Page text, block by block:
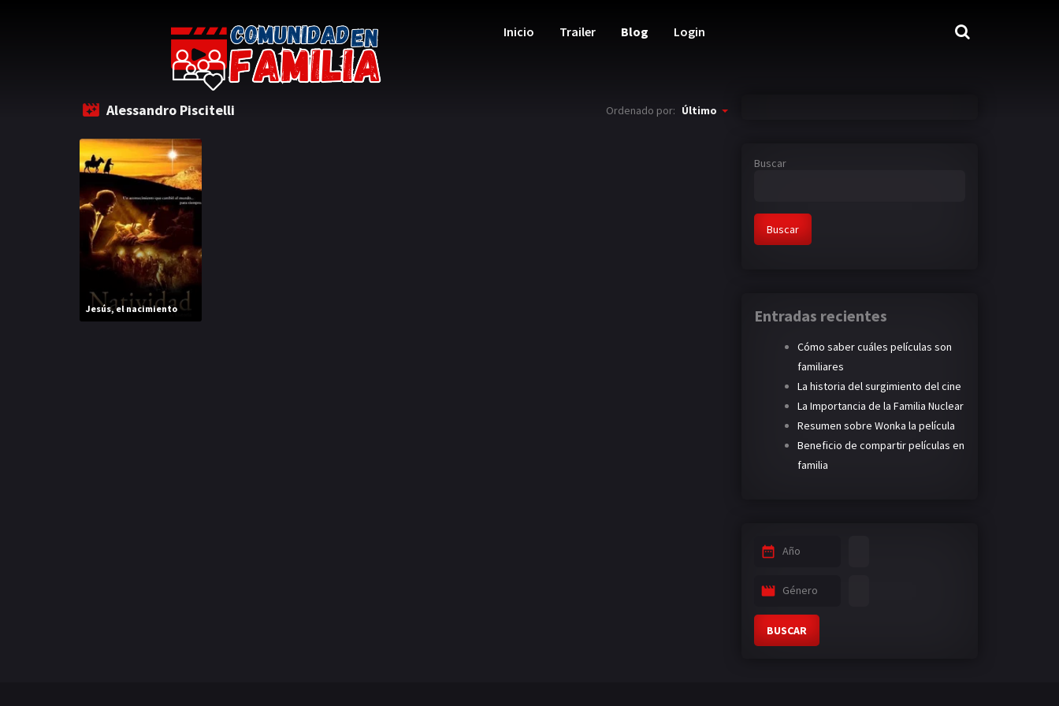
Inicio Trailer Blog Login
Alessandro Piscitelli Ordenado por: Último
Jesús, el nacimiento
Buscar
Buscar
Entradas recientes
Cómo saber cuáles películas son
familiares
La historia del surgimiento del cine
La Importancia de la Familia Nuclear
Resumen sobre Wonka la película
Beneficio de compartir películas en
familia
Año
Género
BUSCAR